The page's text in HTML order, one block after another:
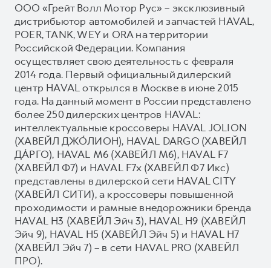
ООО «Грейт Волл Мотор Рус» – эксклюзивный
дистрибьютор автомобилей и запчастей HAVAL,
POER, TANK, WEY и ORA на территории
Российской Федерации. Компания
осуществляет свою деятельность с февраля
2014 года. Первый официальный дилерский
центр HAVAL открылся в Москве в июне 2015
года. На данный момент в России представлено
более 250 дилерских центров HAVAL:
интеллектуальные кроссоверы HAVAL JOLION
(ХАВЕЙЛ ДЖО́ЛИОН), HAVAL DARGO (ХАВЕЙЛ
ДА́РГО), HAVAL М6 (ХАВЕЙЛ M6), HAVAL F7
(ХАВЕЙЛ Ф7) и HAVAL F7x (ХАВЕЙЛ Ф7 Икс)
представлены в дилерской сети HAVAL CITY
(ХАВЕЙЛ СИТИ), а кроссоверы повышенной
проходимости и рамные внедорожники бренда
HAVAL H3 (ХАВЕЙЛ Эйч 3), HAVAL H9 (ХАВЕЙЛ
Эйч 9), HAVAL H5 (ХАВЕЙЛ Эйч 5) и HAVAL H7
(ХАВЕЙЛ Эйч 7) – в сети HAVAL PRO (ХАВЕЙЛ
ПРО).